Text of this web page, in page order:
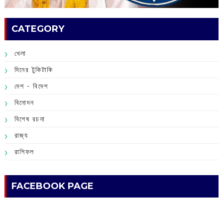
CATEGORY
খেলা
দিনের টুকিটাকি
দেশ - বিদেশ
বিনোদন
বিশেষ রচনা
রাজ্য
রাশিফল
FACEBOOK PAGE